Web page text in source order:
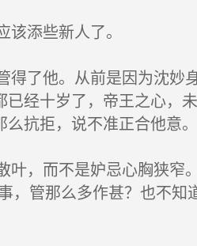
添些新人了。
了他。从前是因为沈妙
经十岁了，帝王之心，
抗拒，说不准正合他意。
，而不是妒忌心胸狭窄
，管那么多作甚？也不知